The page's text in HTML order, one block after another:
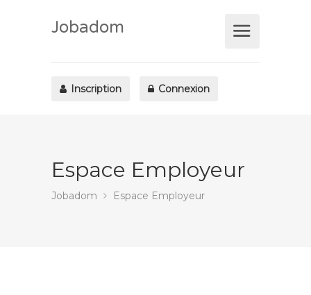
Jobadom
Inscription Connexion
Espace Employeur
Jobadom Espace Employeur